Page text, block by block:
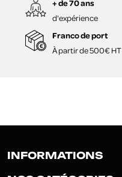
+ de 70 ans
d'expérience
Franco de port
À partir de 500€ HT
INFORMATIONS